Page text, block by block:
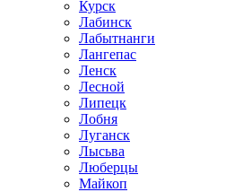
Курск
Лабинск
Лабытнанги
Лангепас
Ленск
Лесной
Липецк
Лобня
Луганск
Лысьва
Люберцы
Майкоп